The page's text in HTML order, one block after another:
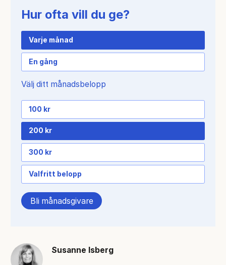
Hur ofta vill du ge?
Varje månad
En gång
Välj ditt månadsbelopp
100 kr
200 kr
300 kr
Valfritt belopp
Bli månadsgivare
Susanne Isberg